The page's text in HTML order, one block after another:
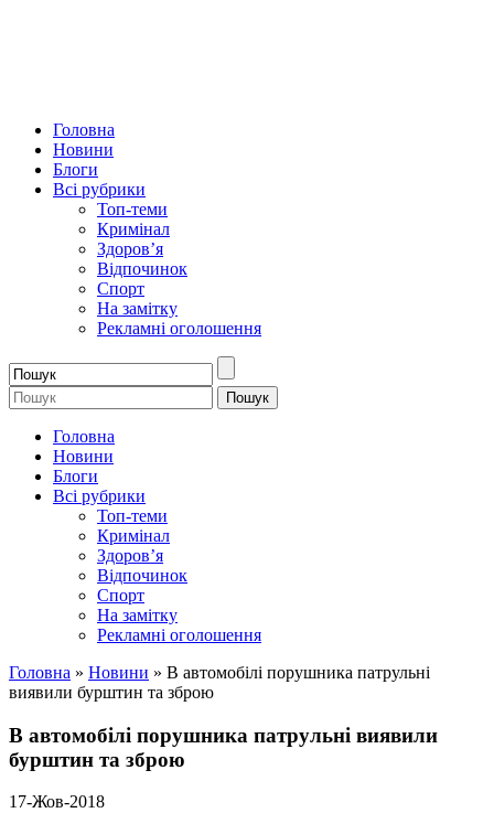
Головна
Новини
Блоги
Всі рубрики
Топ-теми
Кримінал
Здоров’я
Відпочинок
Спорт
На замітку
Рекламні оголошення
Головна
Новини
Блоги
Всі рубрики
Топ-теми
Кримінал
Здоров’я
Відпочинок
Спорт
На замітку
Рекламні оголошення
Головна » Новини » В автомобілі порушника патрульні
виявили бурштин та зброю
В автомобілі порушника патрульні виявили
бурштин та зброю
17-Жов-2018